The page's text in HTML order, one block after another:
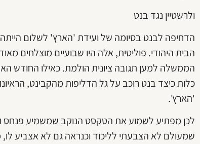
ולרשטיין נגד בנט
הדחיפה לבנט בסיומה של ועידת 'הארץ' לשלום
הבית היהודי. פוליטית, אלה היו שבועיים מוצלחים
הממשלה למען תגובה ציונית הולמת. כאילו החודש
כלות כיצד בנט רוכב על גל הדליפות מהקבינט,
'הארץ'.
לכן מפתיע לשמוע את הטקסט הנוקב שמשמיע פנחס
שמעולם לא הצבעתי לליכוד וכנראה גם לא אצביע